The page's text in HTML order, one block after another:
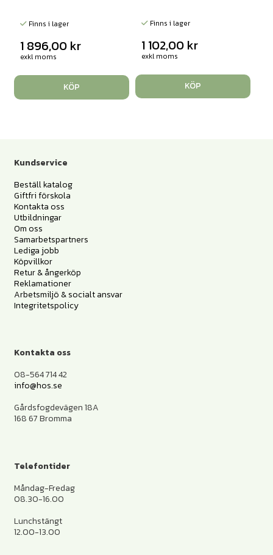
Finns i lager
1 896,00 kr
exkl moms
KÖP
Finns i lager
1 102,00 kr
exkl moms
KÖP
Kundservice
Beställ katalog
Giftfri förskola
Kontakta oss
Utbildningar
Om oss
Samarbetspartners
Lediga jobb
Köpvillkor
Retur & ångerköp
Reklamationer
Arbetsmiljö & socialt ansvar
Integritetspolicy
Kontakta oss
08-564 714 42
info@hos.se
Gårdsfogdevägen 18A
168 67 Bromma
Telefontider
Måndag-Fredag
08.30-16.00
Lunchstängt
12.00-13.00